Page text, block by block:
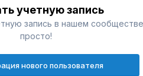
учетную запись
запись в нашем
просто!
нового пользователя